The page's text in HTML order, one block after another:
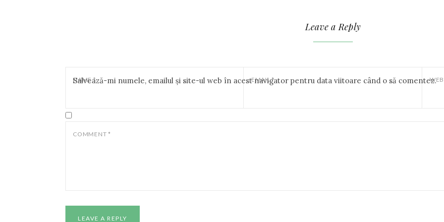
Leave a Reply
NAME* EMAIL*
Salvează-mi numele, emailul și site-ul web în acest navigator pentru data viitoare când o să comentez.
COMMENT *